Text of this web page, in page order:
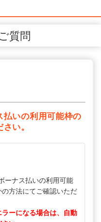
質問
払いの利用可能枠の
い。
ーナス払いの利用可能
方法にてご確認いただ
ーになる場合は、自動